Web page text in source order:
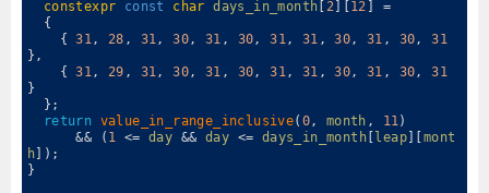
constexpr
const char days_in_month [2] [12 ]
=
{
{
31, 28 , 31, 30, 31 , 30, 31, 31 , 30, 31 , 30,
31
} ,
{
31, 29 , 31, 30, 31 , 30, 31, 31 , 30, 31 , 30,
31
}
} ;
return
value_in_range_inclusive( 0, month , 11)
&&
( 1 <= day && day <= days_in_month[leap] [mont
h] ) ;
}